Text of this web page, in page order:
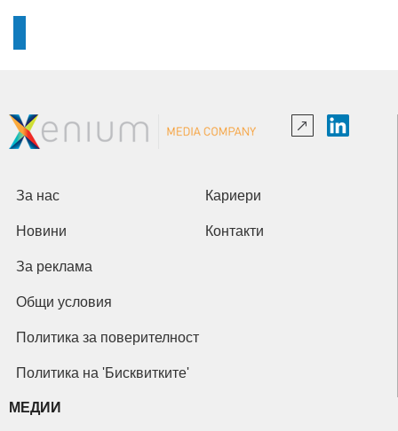
За нас Кариери
Новини Контакти
За реклама
Общи условия
Политика за поверителност
Политика на 'Бисквитките'
МЕДИИ